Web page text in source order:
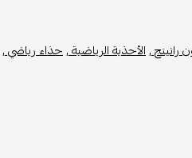
رانينج ,الأحذية الرياضية ,حذاء رياضي ,